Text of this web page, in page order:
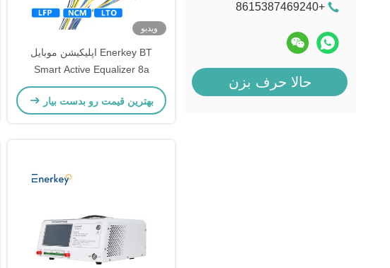
+8615387469240
حالا حرف بزن
ویدیو
Enerkey BT اپلیکیشن موبایل
Smart Active Equalizer 8a
Lifepo4 Active Cell Balancer برای
ذخیره انرژی RV
بهترین قیمت رو بدست بیار